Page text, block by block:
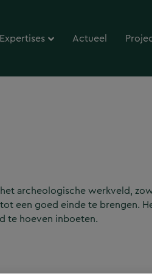
Expertises Actueel
archeologische werkveld,
een goed einde te brengen.
te hoeven inboeten.